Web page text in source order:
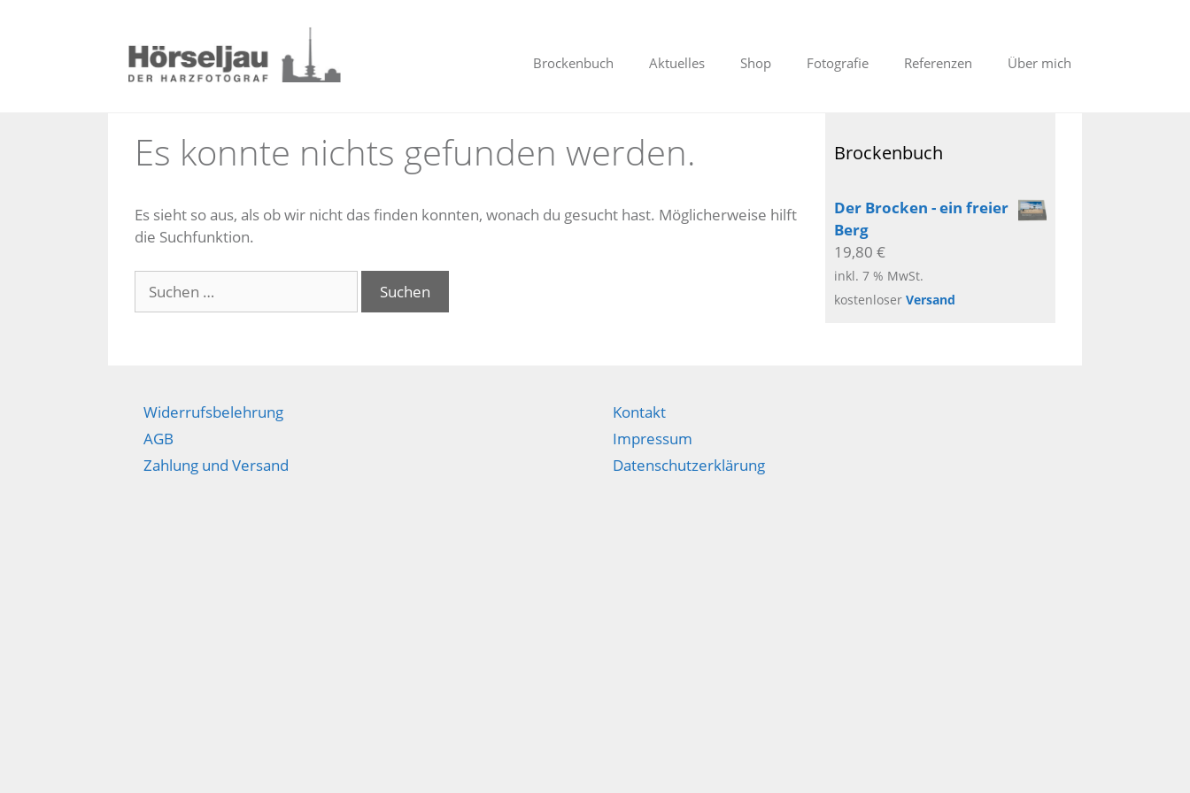
Brockenbuch Aktuelles Shop Fotografie Referenzen Über mich
Es konnte nichts gefunden werden.
Es sieht so aus, als ob wir nicht das finden konnten, wonach du gesucht hast. Möglicherweise hilft
die Suchfunktion.
nach:
Brockenbuch
Der Brocken - ein freier
Berg
19,80 €
inkl. 7 % MwSt.
kostenloser Versand
Widerrufsbelehrung
AGB
Zahlung und Versand
Kontakt
Impressum
Datenschutzerklärung